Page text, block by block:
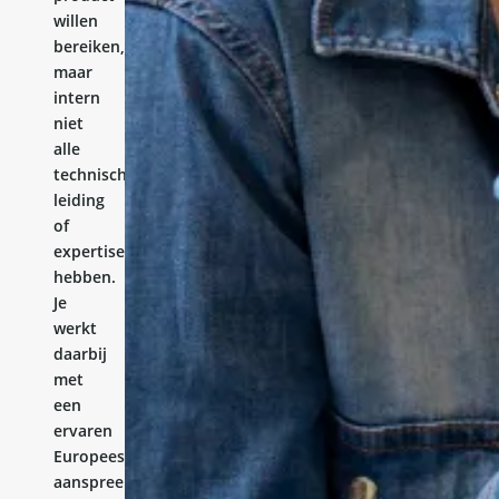
willen
bereiken,
maar
intern
niet
alle
technische
leiding
of
expertise
hebben.
Je
werkt
daarbij
met
een
ervaren
Europees
aanspreekpunt.